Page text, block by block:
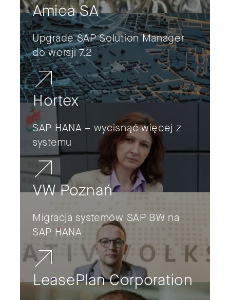
Amica SA
Upgrade SAP Solution Manager
do wersji 7.2
Hortex
SAP HANA – wycisnąć więcej z
systemu
VW Poznań
Migracja systemów SAP BW na
SAP HANA
LeasePlan Corporation